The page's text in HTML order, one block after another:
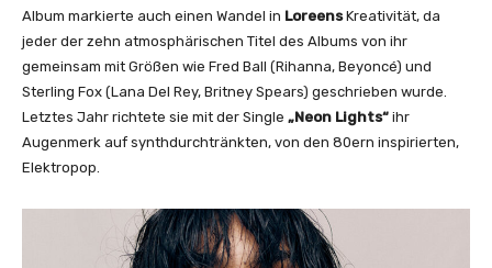
s
2
0
2
3
“
v
n
Album markierte auch einen Wandel in LoreensKreativität, da
jeder der zehn atmosphärischen Titel des Albums von ihr
gemeinsam mit Größen wie Fred Ball (Rihanna, Beyoncé) und
Sterling Fox (Lana Del Rey, Britney Spears) geschrieben wurde.
Letztes Jahr richtete sie mit der Single „Neon Lights“ ihr
Augenmerk auf synthdurchtränkten, von den 80ern inspirierten,
Elektropop.